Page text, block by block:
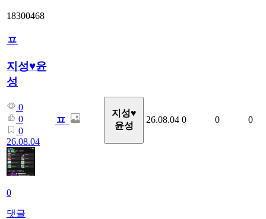
18300468
ㅍ
지성♥윤
성
0
0
0
26.08.04
0
댓글
ㅍ
지성♥
윤성
26.08.04 0 0 0